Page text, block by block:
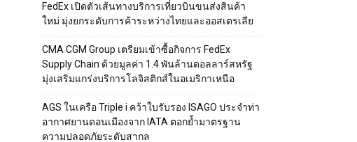
FedEx เปิดตัวเส้นทางบริการเที่ยวบินขนส่งสินค้า
ใหม่ มุ่งยกระดับการค้าระหว่างไทยและออสเตรเลีย
CMA CGM Group เตรียมเข้าซื้อกิจการ FedEx
Supply Chain ด้วยมูลค่า 1.4 พันล้านดอลลาร์สหรัฐ
มุ่งเสริมแกร่งบริการโลจิสติกส์ในอเมริกาเหนือ
AGS ในเครือ Triple i คว้าใบรับรอง ISAGO ประจำท่า
อากาศยานดอนเมืองจาก IATA ตอกย้ำมาตรฐาน
ความปลอดภัยระดับสากล